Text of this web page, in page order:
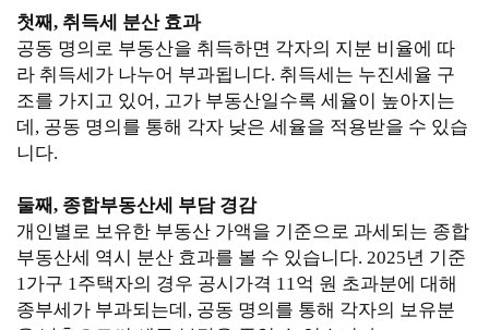
첫째, 취득세 분산 효과
공동 명의로 부동산을 취득하면 각자의 지분 비율에 따
라 취득세가 나누어 부과됩니다. 취득세는 누진세율 구
조를 가지고 있어, 고가 부동산일수록 세율이 높아지는
데, 공동 명의를 통해 각자 낮은 세율을 적용받을 수 있습
니다.
둘째, 종합부동산세 부담 경감
개인별로 보유한 부동산 가액을 기준으로 과세되는 종합
부동산세 역시 분산 효과를 볼 수 있습니다. 2025년 기준
1가구 1주택자의 경우 공시가격 11억 원 초과분에 대해
종부세가 부과되는데, 공동 명의를 통해 각자의 보유분